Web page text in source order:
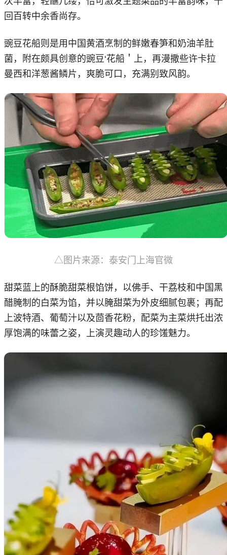
回百转中余香尚存。
豌豆花船则是用中国黄酒烹制的鲜嫩春笋和奶油羊肚
菌，附在颇具创意的豌豆‘花船＇上，再漫撒些许卡拉
曼西和洋葱酱鳞片，爽脆可口，充满别致风韵。
△图片来源：泰安门上海官微
甜菜蓝上的酥脆甜菜根馅饼，以佛手、干荔枝和中国黑
醋腌制的白菜为馅，并以腌甜菜为外皮细腻包裹；再配
上波特酒、葡萄汁以及茴香花粉，配菜为主菜烘托出浓
厚饱满的味蕾之姿，上演灵趣动人的珍馐魅力。